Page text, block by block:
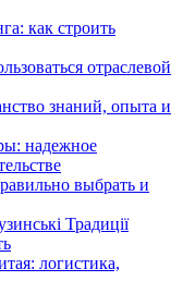
как строить
отраслевой
знаний, опыта и
надежное
выбрать и
Традиції
логистика,